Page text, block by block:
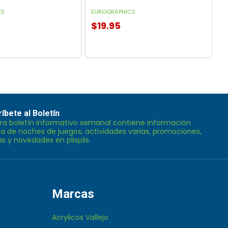
EUROGRAPHICS
$19.95
al Boletín
boletín informativo semanal contiene información
de noches de juegos, actividades varias, promociones,
y novedades en plisplis.
Marcas
Acrylicos Vallejo